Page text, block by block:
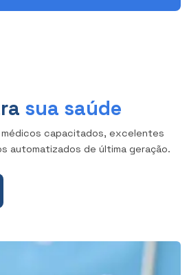
sua saúde
médicos capacitados, excelentes
automatizados de última geração.